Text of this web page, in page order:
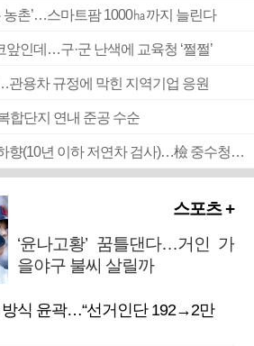
농촌’…스마트팜 1000㏊까지 늘린다
인데…구·군 난색에 교육청 ‘쩔쩔’
용차 규정에 막힌 지역기업 응원
합단지 연내 준공 수순
■ 검사 신분 버리고 직급하향(10년 이하 저연차 검사)…檢 중수청행 기피
스포츠 +
‘윤나고황’ 꿈틀댄다…거인 가
을야구 불씨 살릴까
식 윤곽…“선거인단 192→2만